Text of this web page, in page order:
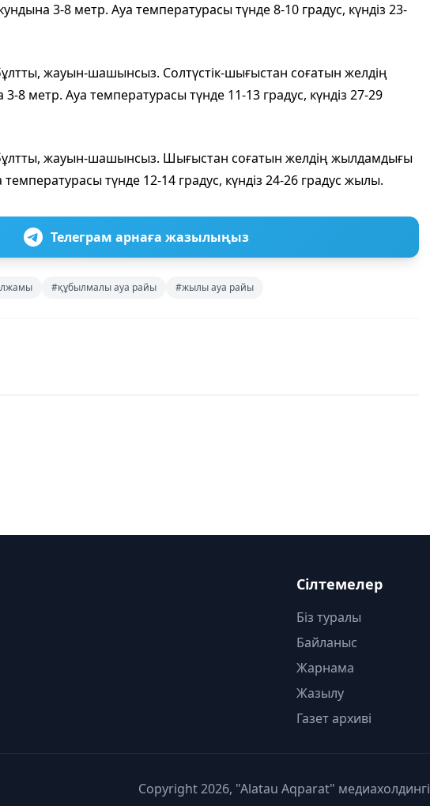
3-8 метр. Ауа температурасы түнде 8-10 градус, күндіз 23-
жауын-шашынсыз. Солтүстік-шығыстан соғатын желдің
8 метр. Ауа температурасы түнде 11-13 градус, күндіз 27-29
жауын-шашынсыз. Шығыстан соғатын желдің жылдамдығы
түнде 12-14 градус, күндіз 24-26 градус жылы.
Телеграм арнаға жазылыңыз
#құбылмалы ауа райы #жылы ауа райы
Сілтемелер
Біз туралы
Байланыс
Жарнама
Жазылу
Газет архиві
Copyright 2026, "Alatau Aqparat" медиахолдингі